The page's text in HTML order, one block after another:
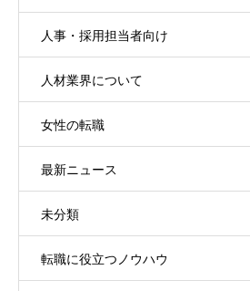
人事・採用担当者向け
人材業界について
女性の転職
最新ニュース
未分類
転職に役立つノウハウ